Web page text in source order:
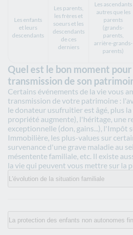
Les enfants
et leurs
descendants
Les parents,
les frères et
soeurs et les
descendants
de ces
derniers
Les ascendants
autres que les
parents
(grands-
parents,
arrière-grands-
parents)
Quel est le bon moment
transmission de son
Certains événements de la vie vous
transmission de votre patrimoine :
le donateur usufruitier est âgé, plus la
propriété augmente), l'héritage, une
exceptionnelle (don, gains...), l'Impôt
Immobilière, les plus-values sur
survenance d'une grave maladie au
mésentente familiale, etc. Il existe
la vie qui peuvent vous mettre sur la
L'évolution de la situation familiale
La protection des enfants non autonomes